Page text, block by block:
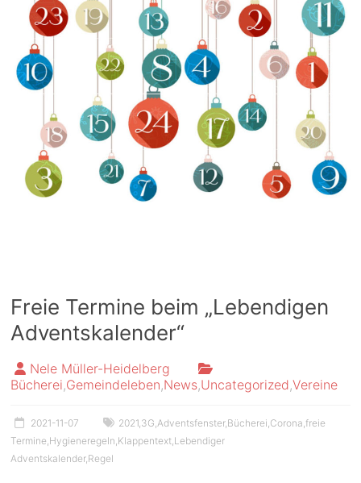
Freie Termine beim „Lebendigen
Adventskalender“
Nele Müller-Heidelberg
Bücherei,Gemeindeleben,News,Uncategorized,Vereine
2021-11-07 2021 3G Adventsfenster, Bücherei Corona ,freie
Termine Hygieneregeln Klappentext Lebendiger
Adventskalender, Regel